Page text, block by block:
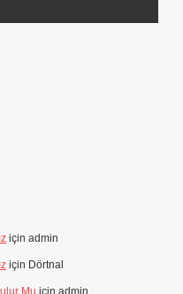
için admin
için Dörtnal
Mu için admin